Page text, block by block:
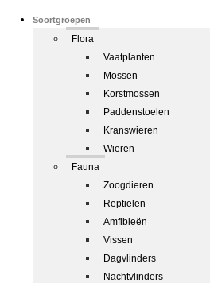
Soortgroepen
Flora
Vaatplanten
Mossen
Korstmossen
Paddenstoelen
Kranswieren
Wieren
Fauna
Zoogdieren
Reptielen
Amfibieën
Vissen
Dagvlinders
Nachtvlinders